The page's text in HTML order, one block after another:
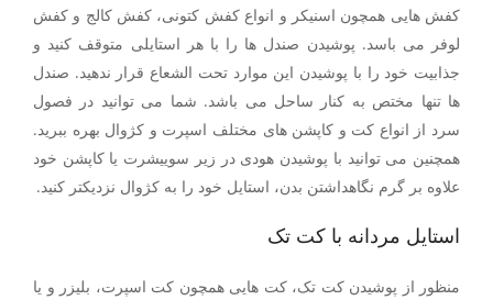
کفش هایی همچون اسنیکر و انواع کفش کتونی، کفش کالج و کفش
لوفر می باسد. پوشیدن صندل ها را با هر استایلی متوقف کنید و
جذابیت خود را با پوشیدن این موارد تحت الشعاع قرار ندهید. صندل
ها تنها مختص به کنار ساحل می باشد. شما می توانید در فصول
سرد از انواع کت و کاپشن های مختلف اسپرت و کژوال بهره ببرید.
همچنین می توانید با پوشیدن هودی در زیر سوییشرت یا کاپشن خود
علاوه بر گرم نگاهداشتن بدن، استایل خود را به کژوال نزدیکتر کنید.
استایل مردانه با کت تک
منظور از پوشیدن کت تک، کت هایی همچون کت اسپرت، بلیزر و یا